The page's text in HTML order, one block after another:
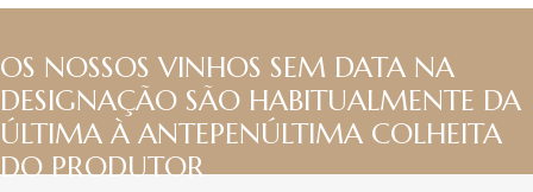
OS NOSSOS VINHOS SEM DATA NA
DESIGNAÇÃO SÃO HABITUALMENTE DA
ÚLTIMA À ANTEPENÚLTIMA COLHEITA
DO PRODUTOR